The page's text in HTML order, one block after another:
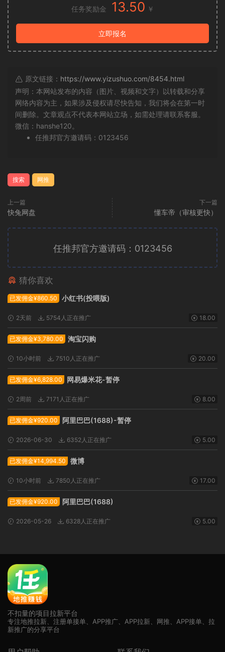
任务奖励金 13.50 ￥
立即报名
原文链接： https://www.yizushuo.com/8454.html
声明：本网站发布的内容（图片、视频和文字）以转载和分享
网络内容为主，如果涉及侵权请尽快告知，我们将会在第一时
间删除。文章观点不代表本网站立场，如需处理请联系客服。
微信：hanshe120。
任推邦官方邀请码：0123456
搜索 网推
上一篇
快兔网盘
下一篇
懂车帝（审核更快）
任推邦官方邀请码：0123456
猜你喜欢
已发佣金¥860.50 小红书(投喂版)
2天前 5754人正在推广 18.00
已发佣金¥3,780.00 淘宝闪购
10小时前 7510人正在推广 20.00
已发佣金¥6,828.00 网易爆米花-暂停
2周前 7171人正在推广 8.00
已发佣金¥920.00 阿里巴巴(1688)-暂停
2026-06-30 6352人正在推广 5.00
已发佣金¥14,994.50 微博
10小时前 7850人正在推广 17.00
已发佣金¥920.00 阿里巴巴(1688)
2026-05-26 6328人正在推广 5.00
不扣量的项目拉新平台
专注地推拉新、注册单接单、APP推广、APP拉新、网推、APP接单、拉
新推广的分享平台